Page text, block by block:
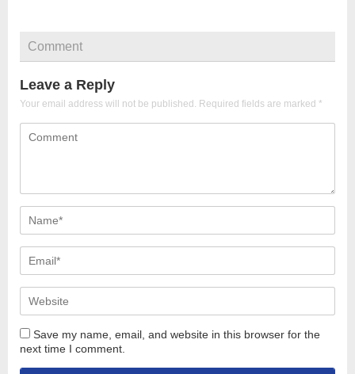
Comment
Leave a Reply
Your email address will not be published. Required fields are marked *
Save my name, email, and website in this browser for the
next time I comment.